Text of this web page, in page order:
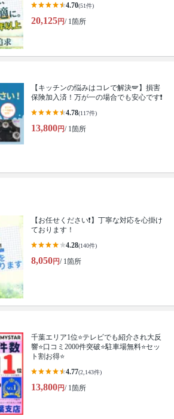
4.70(51件)
20,125円/ 1箇所
【キッチンの悩みはコレで解決🪽】損害
保険加入済！万が一の場合でも安心です❗️
4.78(117件)
13,800円/ 1箇所
【お任せください❗️】丁寧な対応を心掛け
ております！
4.28(140件)
8,050円/ 1箇所
千葉エリア1位⭐テレビでも紹介され大反
響⭐️口コミ2000件突破⭐️駐車場無料⭐セッ
ト割お得⭐
4.77(2,143件)
13,800円/ 1箇所